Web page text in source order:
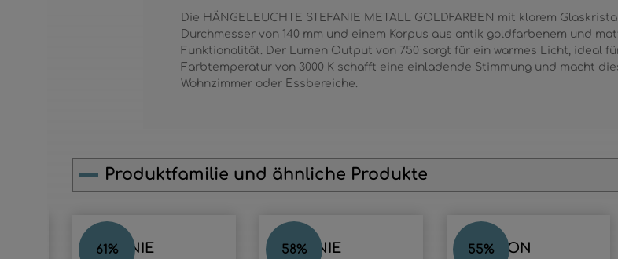
Die HÄNGELEUCHTE STEFANIE METALL GOLDFARBEN mit klarem
Durchmesser von 140 mm und einem Korpus aus antik goldfarbenem und
Funktionalität. Der Lumen Output von 750 sorgt für ein warmes Licht, ideal
Farbtemperatur von 3000 K schafft eine einladende Stimmung und macht
Wohnzimmer oder Essbereiche.
Produktfamilie und ähnliche Produkte
Produktgalerie überspringen
61%
STEFANIE 58%
STEFANIE 55%
TRENTON